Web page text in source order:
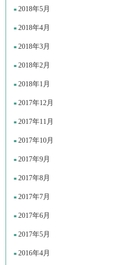
2018年5月
2018年4月
2018年3月
2018年2月
2018年1月
2017年12月
2017年11月
2017年10月
2017年9月
2017年8月
2017年7月
2017年6月
2017年5月
2016年4月